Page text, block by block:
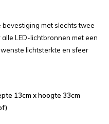
met slechts twee
LED-lichtbronnen met een
lichtsterkte en sfeer
13cm x hoogte 33cm